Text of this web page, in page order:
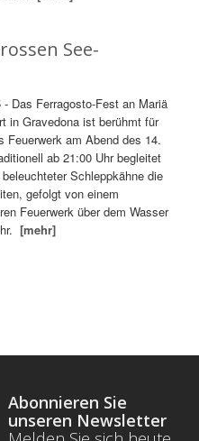
See-
- Das Ferragosto-Fest an Mariä
in Gravedona ist berühmt für
Feuerwerk am Abend des 14.
ab 21:00 Uhr begleitet
Schleppkähne die
gefolgt von einem
Feuerwerk über dem Wasser
[mehr]
Abonnieren Sie
unseren Newsletter